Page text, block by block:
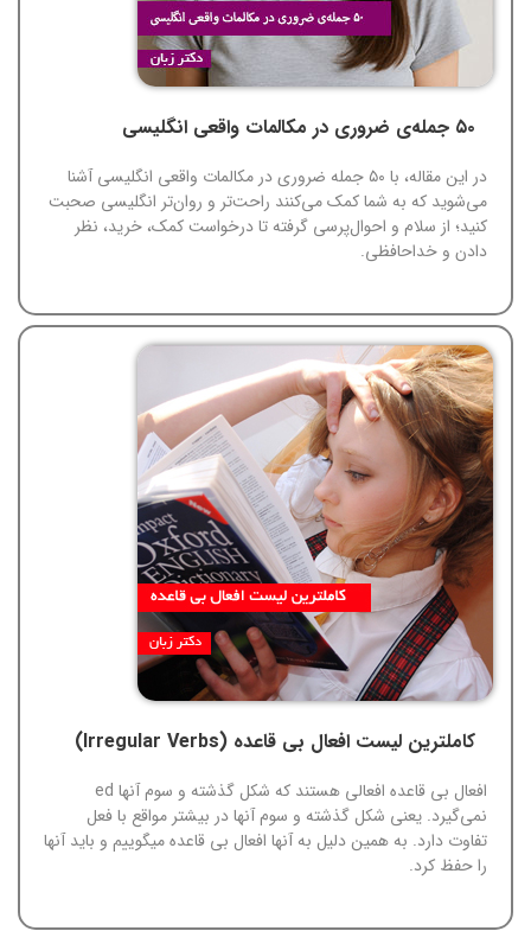
۵۰ جمله‌ی ضروری در مکالمات واقعی انگلیسی
در این مقاله، با ۵۰ جمله ضروری در مکالمات واقعی انگلیسی آشنا
می‌شوید که به شما کمک می‌کنند راحت‌تر و روان‌تر انگلیسی صحبت
کنید؛ از سلام و احوال‌پرسی گرفته تا درخواست کمک، خرید، نظر
دادن و خداحافظی.
کاملترین لیست افعال بی قاعده (Irregular Verbs)
افعال بی قاعده افعالی هستند که شکل گذشته و سوم آنها ed
نمی‌گیرد. یعنی شکل گذشته و سوم آنها در بیشتر مواقع با فعل
تفاوت دارد. به همین دلیل به آنها افعال بی قاعده میگوییم و باید آنها
را حفظ کرد.